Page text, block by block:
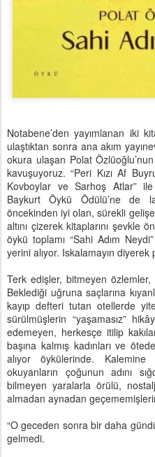
Notabene’den yayımlanan iki
ulaştıktan sonra ana akım
okura ulaşan Polat
kavuşuyoruz. “Peri Kızı Af
Kovboylar ve Sarhoş Atlar”
Baykurt Öykü Ödülü’ne de
öncekinden iyi olan, sürekli
altını çizerek kitaplarını şevkle
öykü toplamı “Sahi Adım
yerini alıyor. Iskalamayın diyerek
Terk edişler, bitmeyen özlemler,
Beklediği uğruna saçlarına
kayıp defteri tutan otellerde
sürülmüşlerin “yaşamasız”
edemeyen, herkesçe itilip
başına kalmış kadınları ve
alıyor öykülerinde.
okuyanların çoğunun adını
bilmeyen yaralarla örülü,
almadan aynadan
“O geceden sonra bir daha
gelmedi.